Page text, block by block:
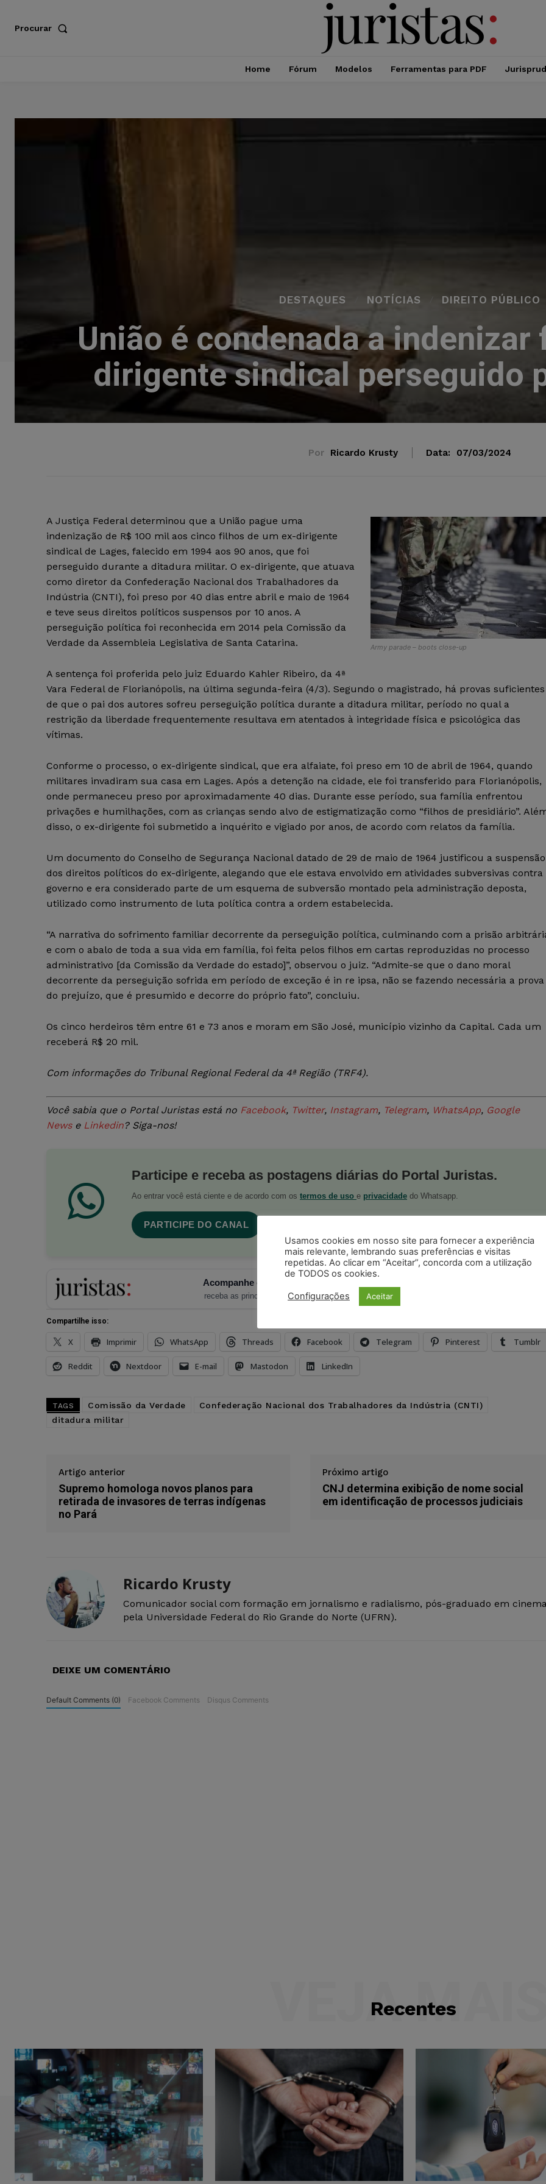
Procurar
Home Fórum Modelos Ferramentas para PDF
DESTAQUES NOTÍCIAS DIREITO PÚBLICO
União é condenada a
dirigente sindical perseguido
Por Ricardo Krusty Data: 07/03/2024
Army parade – boots close-up
A Justiça Federal determinou que a União pague uma
indenização de R$ 100 mil aos cinco filhos de um ex-dirigente
sindical de Lages, falecido em 1994 aos 90 anos, que foi
perseguido durante a ditadura militar. O ex-dirigente, que atuava
como diretor da Confederação Nacional dos Trabalhadores da
Indústria (CNTI), foi preso por 40 dias entre abril e maio de 1964
e teve seus direitos políticos suspensos por 10 anos. A
perseguição política foi reconhecida em 2014 pela Comissão da
Verdade da Assembleia Legislativa de Santa Catarina.
A sentença foi proferida pelo juiz Eduardo Kahler Ribeiro, da 4ª
Vara Federal de Florianópolis, na última segunda-feira (4/3). Segundo o magistrado, há provas suficientes
de que o pai dos autores sofreu perseguição política durante a ditadura militar, período no qual a
restrição da liberdade frequentemente resultava em atentados à integridade física e psicológica das
vítimas.
Conforme o processo, o ex-dirigente sindical, que era alfaiate, foi preso em 10 de abril de 1964, quando
militares invadiram sua casa em Lages. Após a detenção na cidade, ele foi transferido para Florianópolis,
onde permaneceu preso por aproximadamente 40 dias. Durante esse período, sua família enfrentou
privações e humilhações, com as crianças sendo alvo de estigmatização como “filhos de presidiário”.
disso, o ex-dirigente foi submetido a inquérito e vigiado por anos, de acordo com relatos da família.
Um documento do Conselho de Segurança Nacional datado de 29 de maio de 1964 justificou a suspensão
dos direitos políticos do ex-dirigente, alegando que ele estava envolvido em atividades subversivas contra
governo e era considerado parte de um esquema de subversão montado pela administração deposta,
utilizado como instrumento de luta política contra a ordem estabelecida.
“A narrativa do sofrimento familiar decorrente da perseguição política, culminando com a prisão
e com o abalo de toda a sua vida em família, foi feita pelos filhos em cartas reproduzidas no processo
administrativo [da Comissão da Verdade do estado]”, observou o juiz. “Admite-se que o dano moral
decorrente da perseguição sofrida em período de exceção é in re ipsa, não se fazendo necessária a prova
do prejuízo, que é presumido e decorre do próprio fato”, concluiu.
Os cinco herdeiros têm entre 61 e 73 anos e moram em São José, município vizinho da Capital. Cada um
receberá R$ 20 mil.
Com informações do Tribunal Regional Federal da 4ª Região (TRF4).
Você sabia que o Portal Juristas está no Facebook, Twitter, Instagram, Telegram, WhatsApp, Google
Newse Linkedin? Siga-nos!
Participe e receba as postagens diárias do Portal Juristas.
Ao entrar você está ciente e de acordo com os termos de uso e privacidade do Whatsapp.
PARTICIPE DO CANAL
Acompanhe o Juristas no Google News
receba as principais notícias jurídicas do Brasil
Compartilhe isso:
X Imprimir WhatsApp Threads Facebook Telegram Pinterest Tumblr
Reddit Nextdoor E-mail Mastodon LinkedIn
TAGS Comissão da Verdade
Confederação Nacional dos Trabalhadores da Indústria (CNTI)
ditadura militar
Artigo anterior
Supremo homologa novos planos para
retirada de invasores de terras indígenas
no Pará
Próximo artigo
CNJ determina exibição de nome social
em identificação de processos judiciais
Ricardo Krusty
Comunicador social com formação em jornalismo e radialismo, pós-graduado em
pela Universidade Federal do Rio Grande do Norte (UFRN).
DEIXE UM COMENTÁRIO
Default Comments (0) Facebook Comments Disqus Comments
Recentes
VEJA
Usamos cookies em nosso site para fornecer a experiência
mais relevante, lembrando suas preferências e visitas
repetidas. Ao clicar em “Aceitar”, concorda com a utilização
de TODOS os cookies.
Configurações Aceitar